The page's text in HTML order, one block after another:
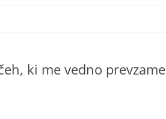
ki me vedno prevzame